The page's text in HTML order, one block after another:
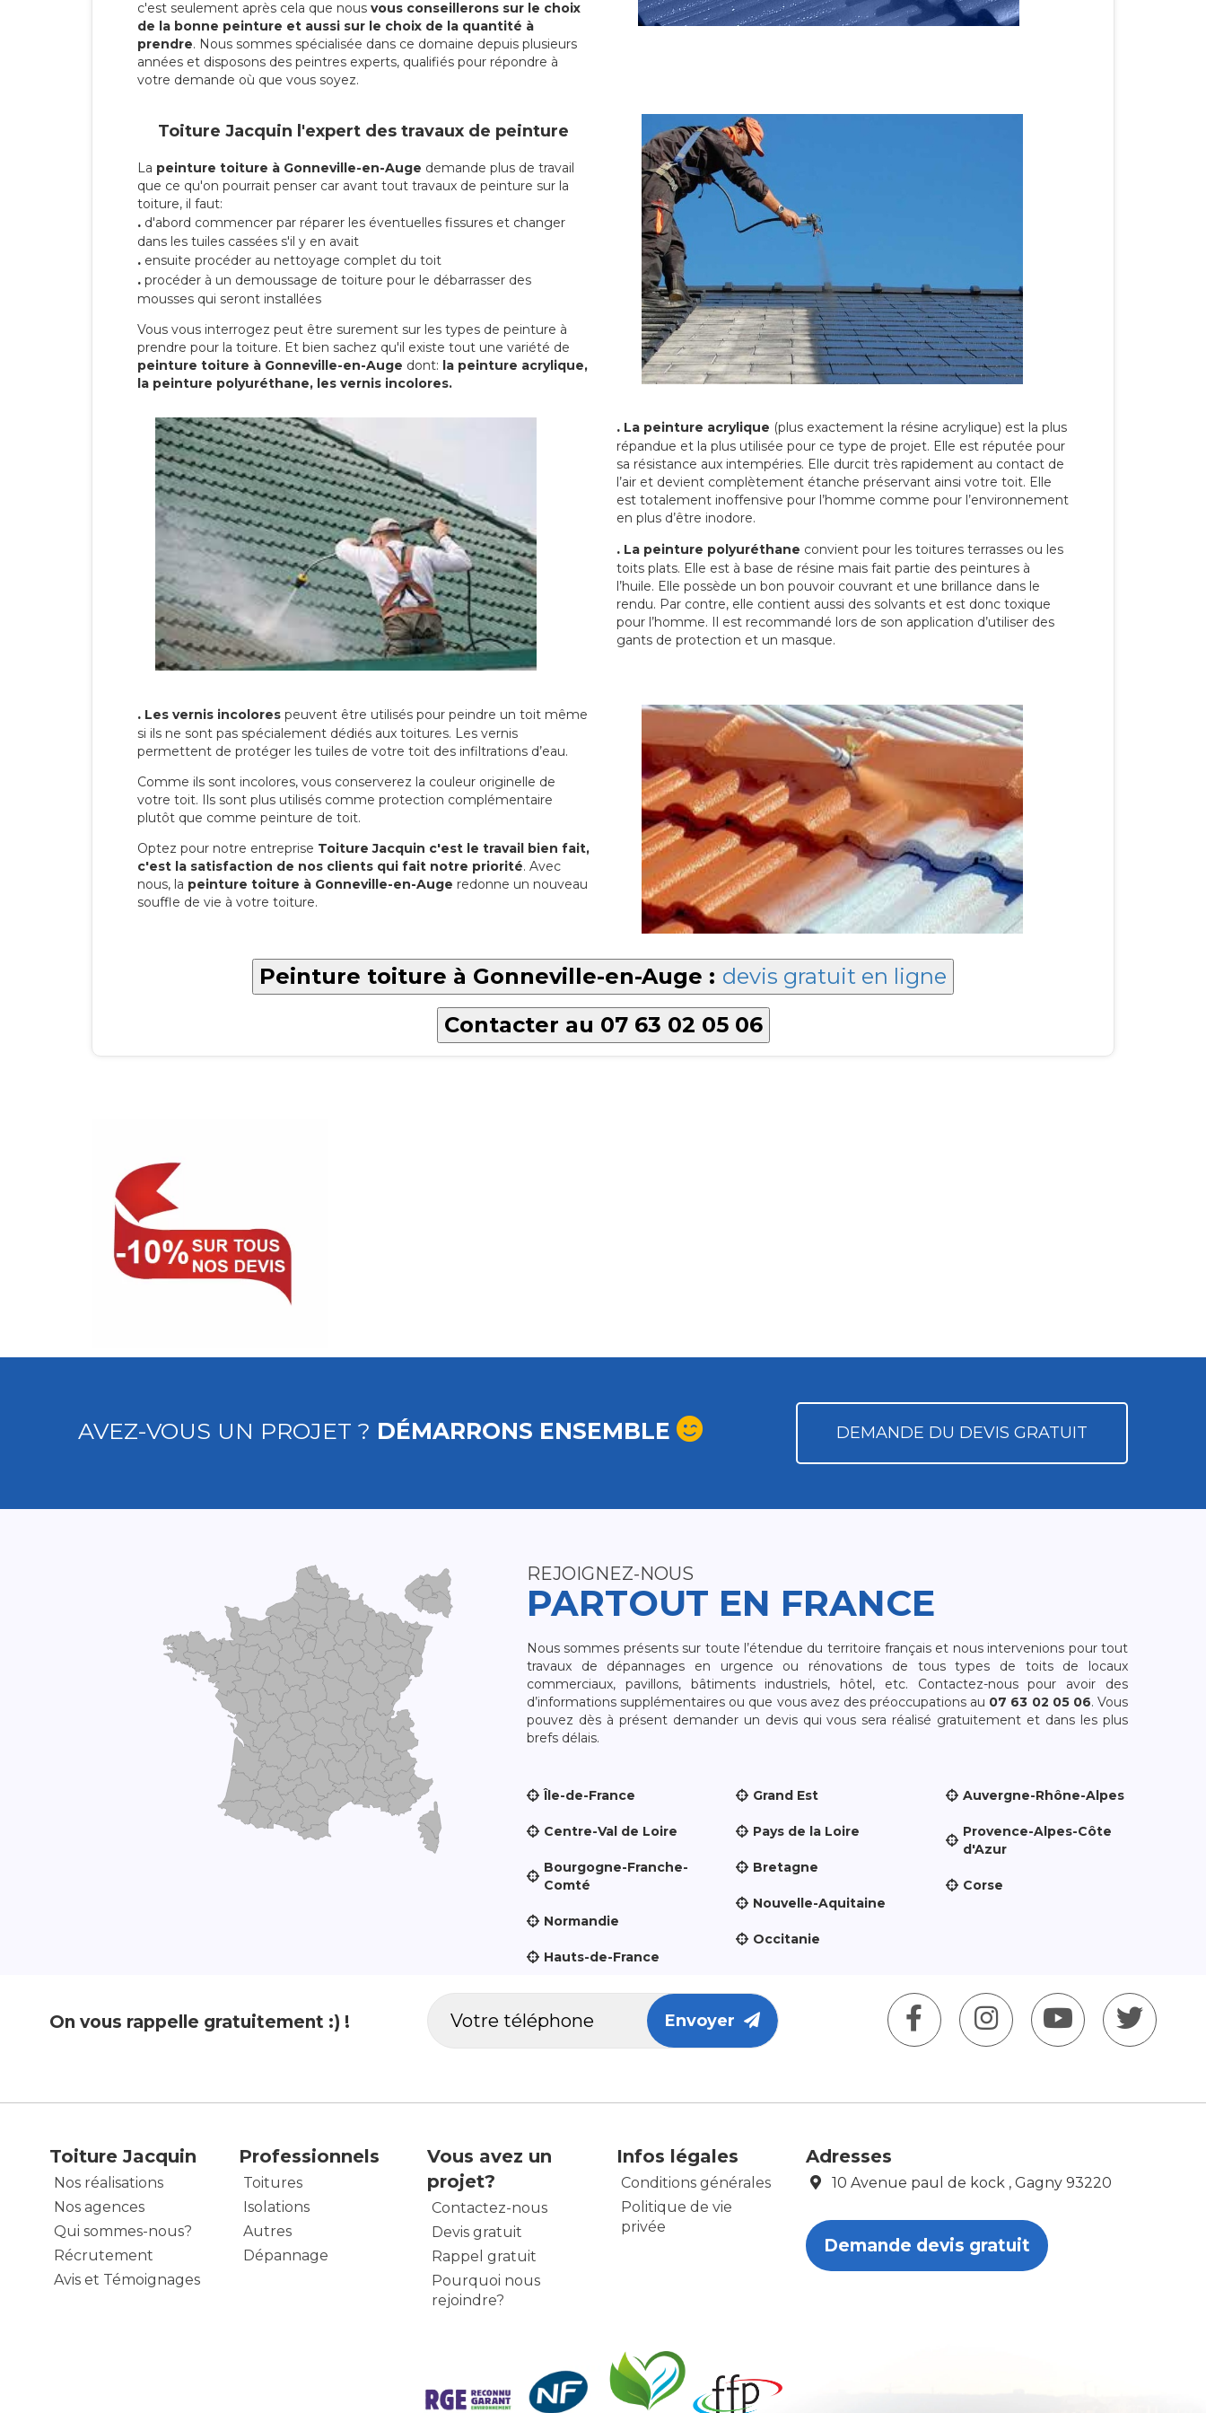
c'est seulement après cela que nous vous conseillerons sur le choix
de la bonne peinture et aussi sur le choix de la quantité à
prendre. Nous sommes spécialisée dans ce domaine depuis plusieurs
années et disposons des peintres experts, qualifiés pour répondre à
votre demande où que vous soyez.
Toiture Jacquin l'expert des travaux de peinture
La peinture toiture à Gonneville-en-Auge demande plus de travail
que ce qu'on pourrait penser car avant tout travaux de peinture sur la
toiture, il faut:
. d'abord commencer par réparer les éventuelles fissures et changer
dans les tuiles cassées s'il y en avait
. ensuite procéder au nettoyage complet du toit
. procéder à un demoussage de toiture pour le débarrasser des
mousses qui seront installées
Vous vous interrogez peut être surement sur les types de peinture à
prendre pour la toiture. Et bien sachez qu'il existe tout une variété de
peinture toiture à Gonneville-en-Auge dont: la peinture acrylique,
la peinture polyuréthane, les vernis incolores.
. La peinture acrylique (plus exactement la résine acrylique) est la plus
répandue et la plus utilisée pour ce type de projet. Elle est réputée pour
sa résistance aux intempéries. Elle durcit très rapidement au contact de
l’air et devient complètement étanche préservant ainsi votre toit. Elle
est totalement inoffensive pour l’homme comme pour l’environnement
en plus d’être inodore.
. La peinture polyuréthane convient pour les toitures terrasses ou les
toits plats. Elle est à base de résine mais fait partie des peintures à
l’huile. Elle possède un bon pouvoir couvrant et une brillance dans le
rendu. Par contre, elle contient aussi des solvants et est donc toxique
pour l’homme. Il est recommandé lors de son application d’utiliser des
gants de protection et un masque.
. Les vernis incolores peuvent être utilisés pour peindre un toit même
si ils ne sont pas spécialement dédiés aux toitures. Les vernis
permettent de protéger les tuiles de votre toit des infiltrations d’eau.
Comme ils sont incolores, vous conserverez la couleur originelle de
votre toit. Ils sont plus utilisés comme protection complémentaire
plutôt que comme peinture de toit.
Optez pour notre entreprise Toiture Jacquin c'est le travail bien fait,
c'est la satisfaction de nos clients qui fait notre priorité. Avec
nous, la peinture toiture à Gonneville-en-Auge redonne un nouveau
souffle de vie à votre toiture.
Peinture toiture à Gonneville-en-Auge : devis gratuit en ligne
Contacter au 07 63 02 05 06
AVEZ-VOUS UN PROJET ? DÉMARRONS ENSEMBLE DEMANDE DU DEVIS GRATUIT
REJOIGNEZ-NOUS
PARTOUT EN FRANCE
Nous sommes présents sur toute l’étendue du territoire français et nous intervenions pour tout
travaux de dépannages en urgence ou rénovations de tous types de toits de locaux
commerciaux, pavillons, bâtiments industriels, hôtel, etc. Contactez-nous pour avoir des
d’informations supplémentaires ou que vous avez des préoccupations au 07 63 02 05 06. Vous
pouvez dès à présent demander un devis qui vous sera réalisé gratuitement et dans les plus
brefs délais.
Île-de-France
Centre-Val de Loire
Bourgogne-Franche-
Comté
Normandie
Hauts-de-France
Grand Est
Pays de la Loire
Bretagne
Nouvelle-Aquitaine
Occitanie
Auvergne-Rhône-Alpes
Provence-Alpes-Côte
d'Azur
Corse
On vous rappelle gratuitement :) ! Envoyer
Toiture Jacquin
Nos réalisations
Nos agences
Qui sommes-nous?
Récrutement
Avis et Témoignages
Professionnels
Toitures
Isolations
Autres
Dépannage
Vous avez un
projet?
Contactez-nous
Devis gratuit
Rappel gratuit
Pourquoi nous
rejoindre?
Infos légales
Conditions générales
Politique de vie
privée
Adresses
10 Avenue paul de kock , Gagny 93220
Demande devis gratuit